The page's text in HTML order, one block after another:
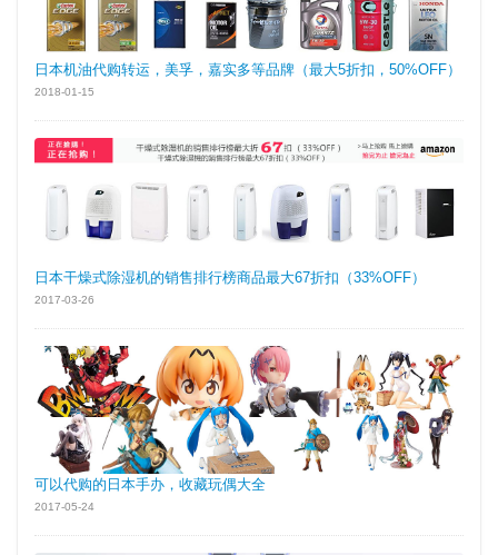
日本机油代购转运，美孚，嘉实多等品牌（最大5折扣，50%OFF）
2018-01-15
日本干燥式除湿机的销售排行榜商品最大67折扣（33%OFF）
2017-03-26
可以代购的日本手办，收藏玩偶大全
2017-05-24